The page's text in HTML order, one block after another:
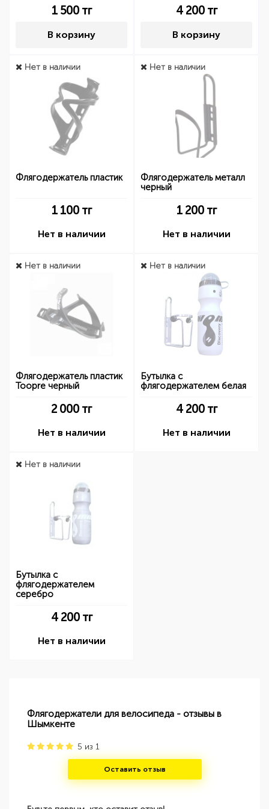
1 500тг
В корзину
4 200тг
В корзину
Нет в наличии
Флягодержатель пластик
1 100тг
Нет в наличии
Нет в наличии
Флягодержатель металл
черный
1 200тг
Нет в наличии
Нет в наличии
Флягодержатель пластик
Toopre черный
2 000 тг
Нет в наличии
Нет в наличии
Бутылка с
флягодержателем белая
4 200тг
Нет в наличии
Нет в наличии
Бутылка с
флягодержателем
серебро
4 200тг
Нет в наличии
Флягодержатели для велосипеда - отзывы в
Шымкенте
5 из 1
Оставить отзыв